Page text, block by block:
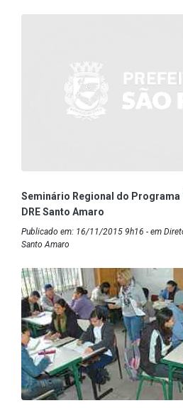
Seminário Regional do Programa
DRE Santo Amaro
Publicado em: 16/11/2015 9h16 - em
Santo Amaro